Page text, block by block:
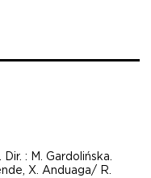
: M. Gardolińska.
X. Anduaga/ R.